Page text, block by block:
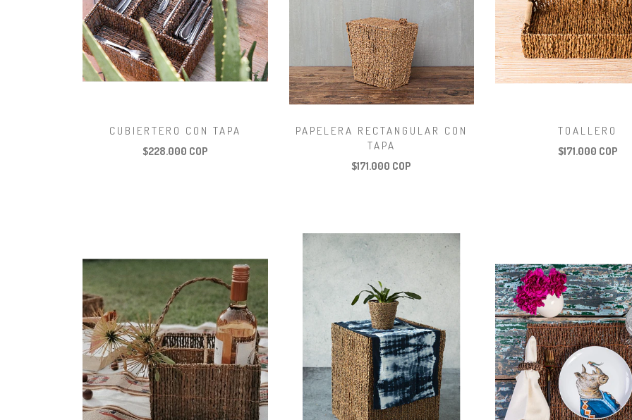
CUBIERTERO CON TAPA
$228.000 COP
PAPELERA RECTANGULAR CON
TAPA
$171.000 COP
TOALLERO
$171.000 COP